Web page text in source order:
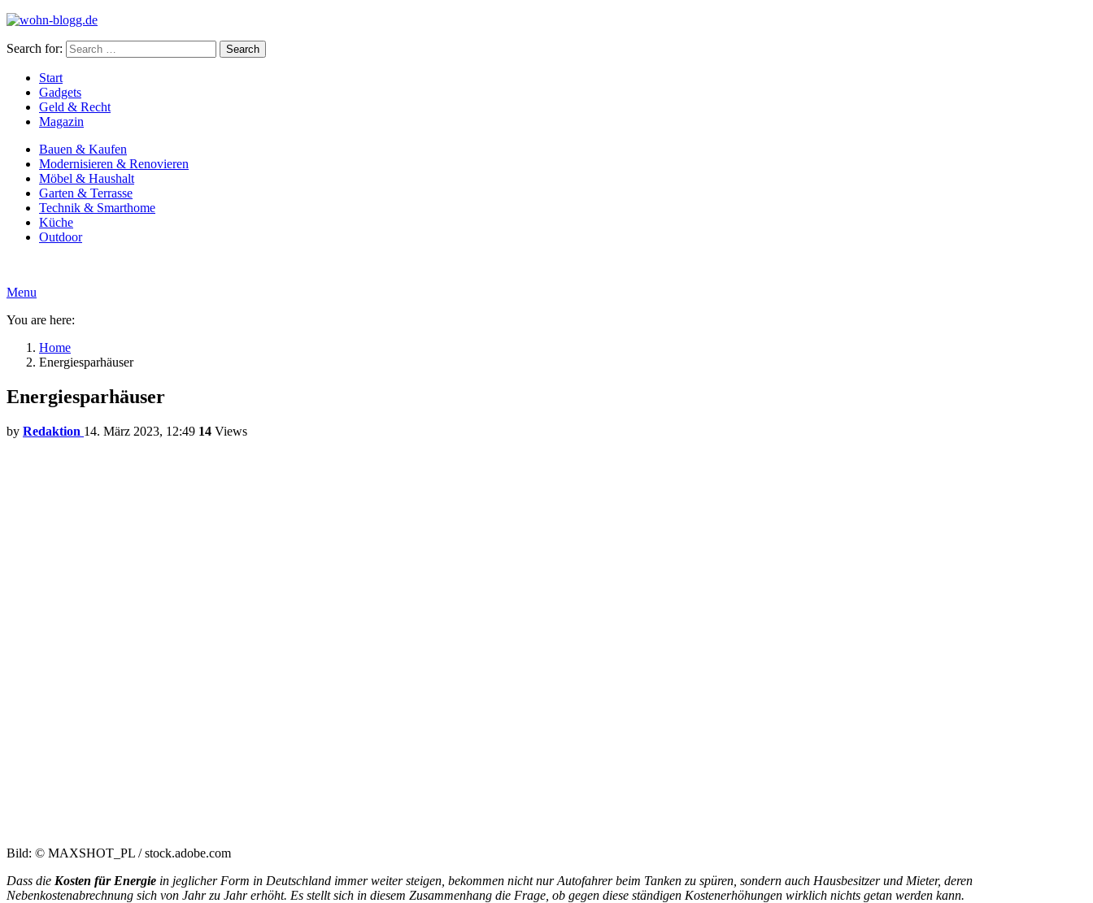
Search for: Search
Start
Gadgets
Geld & Recht
Magazin
Bauen & Kaufen
Modernisieren & Renovieren
Möbel & Haushalt
Garten & Terrasse
Technik & Smarthome
Küche
Outdoor
Menu
You are here:
Home
Energiesparhäuser
Energiesparhäuser
by Redaktion 14. März 2023, 12:49 14 Views
Bild: © MAXSHOT_PL / stock.adobe.com
Dass die Kosten für Energie in jeglicher Form in Deutschland immer weiter steigen, bekommen nicht nur Autofahrer beim Tanken zu spüren, sondern auch Hausbesitzer und Mieter, deren
Nebenkostenabrechnung sich von Jahr zu Jahr erhöht. Es stellt sich in diesem Zusammenhang die Frage, ob gegen diese ständigen Kostenerhöhungen wirklich nichts getan werden kann.